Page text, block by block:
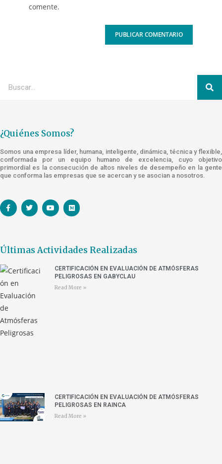
comente.
¿Quiénes Somos?
Somos una empresa líder, humana, inteligente, dinámica, técnica y flexible,
conformada por un equipo humano de excelencia, cuyo objetivo
primordial es la consecución de altos niveles de desempeño en la gente
que conforma las empresas que se acercan y se asocian a nosotros.
Últimas Actividades Realizadas
CERTIFICACIÓN EN EVALUACIÓN DE ATMÓSFERAS
PELIGROSAS EN GABYCLAU
Read More »
CERTIFICACIÓN EN EVALUACIÓN DE ATMÓSFERAS
PELIGROSAS EN RAINCA
Read More »